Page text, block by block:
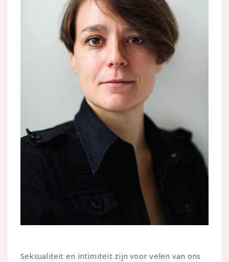
Seksualiteit en intimiteit zijn voor velen van ons